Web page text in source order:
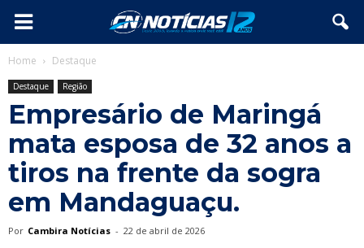
Home Destaque
Destaque Região
Empresário de Maringá
mata esposa de 32 anos a
tiros na frente da sogra
em Mandaguaçu.
Por Cambira Notícias - 22 de abril de 2026